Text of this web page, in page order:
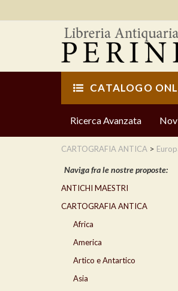
CATALOGO
Ricerca Avanzata
CARTOGRAFIA ANTICA >
Naviga fra le nostre proposte:
ANTICHI MAESTRI
CARTOGRAFIA ANTICA
Africa
America
Artico e Antartico
Asia